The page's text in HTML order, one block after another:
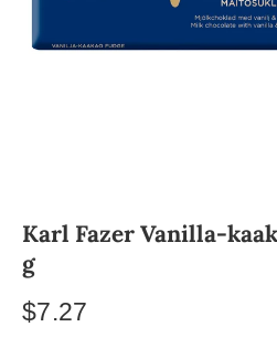
Karl Fazer Vanilla-
g
$7.27